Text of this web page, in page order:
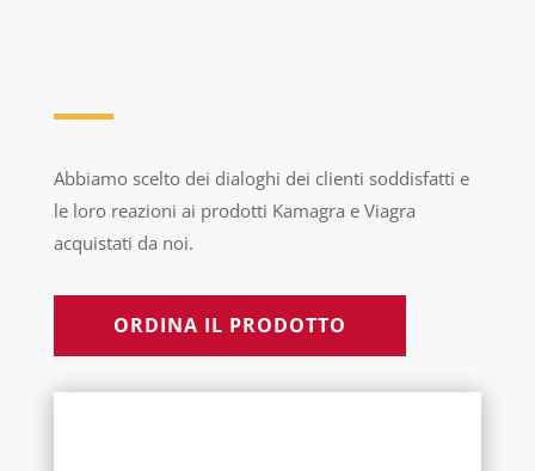
Abbiamo scelto dei dialoghi dei clienti soddisfatti e
le loro reazioni ai prodotti Kamagra e Viagra
acquistati da noi.
ORDINA IL PRODOTTO